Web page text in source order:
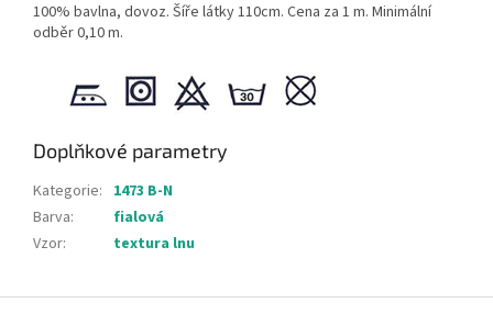
100% bavlna, dovoz. Šíře látky 110cm. Cena za 1 m. Minimální
odběr 0,10 m.
Doplňkové parametry
Kategorie: 1473 B-N
Barva:
fialová
Vzor: textura lnu